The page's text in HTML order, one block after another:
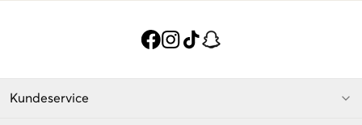
Kundeservice